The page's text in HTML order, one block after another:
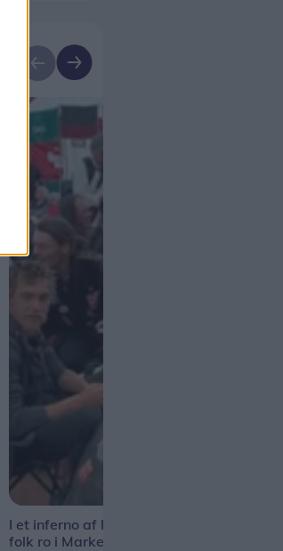
I et inferno af larm og kaos finder
folk ro i Markedsteltet